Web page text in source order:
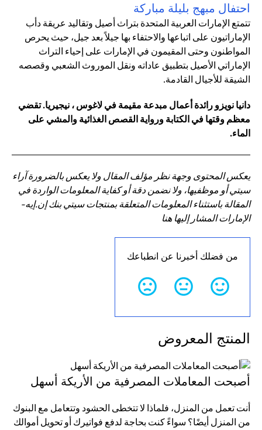
احتفال مبهج بليلة مباركة
تتمتع الإمارات العربية المتحدة بتراث أصيل وتقاليد عريقة دأب
الإماراتيون على اتباعها والاحتفاء بها جيلاً بعد جيل، حيث يحرص
المواطنون وحتى المقيمون في الإمارات على إحياء التراث
الإماراتي الأصيل بتطبيق عاداته ونقل الموروث الشعبي وقصصه
الشيقة للأجيال القادمة.
دانيا نويزو رائدة أعمال مبدعة مقيمة في لاغوس ، نيجيريا. تقضي
معظم وقتها في الكتابة ورواية القصص الغذائية والمشي على
الماء.
يعكس المحتوى وجهة نظر مؤلف المقال ولا يعكس بالضرورة آراء
سيتي أو موظفيها، ولا نضمن دقة أو كفاية المعلومات الواردة في
المقالة باستثناء المعلومات المتعلقة بمنتجات سيتي بنك إن.إيه-
الإمارات المشار إليها هنا
من فضلك أخبرنا عن انطباعك
المنتج المعروض
أصبحت المعاملات المصرفية من الأريكة أسهل
أنت تعمل من المنزل، فلماذا لا تتخطى الحشود وتتعامل مع البنوك
من المنزل أيضًا؟ سواءً كنت بحاجة لدفع فواتيرك أو تحويل أموالك